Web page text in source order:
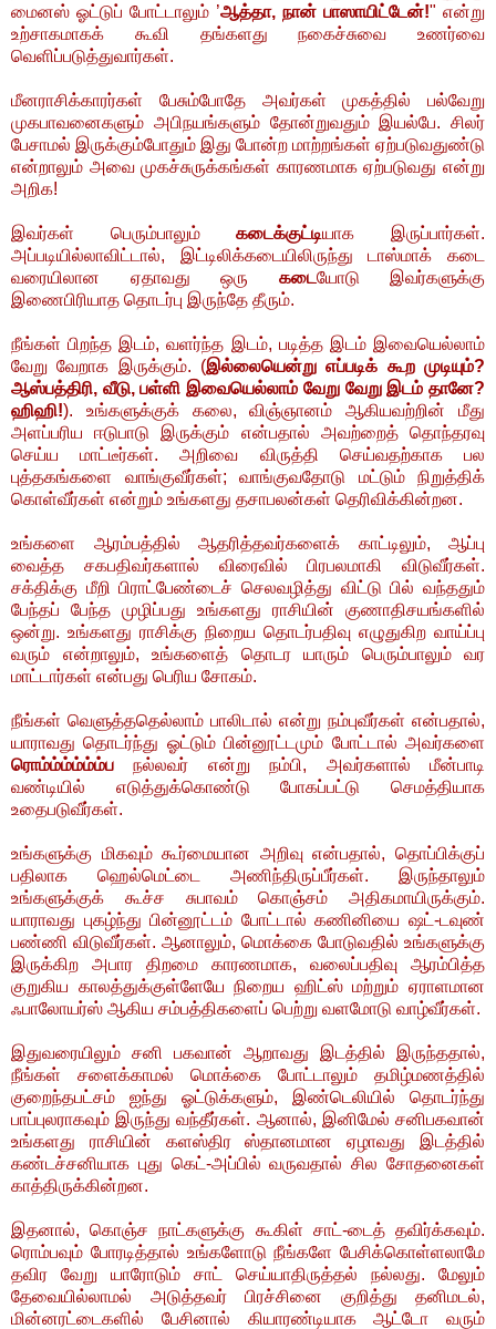
மைனஸ் ஓட்டுப் போட்டாலும் ’ஆத்தா, நான் பாஸாயிட்டேன்!" என்று
உற்சாகமாகக் கூவி தங்களது நகைச்சுவை உணர்வை
வெளிப்படுத்துவார்கள்.
மீனராசிக்காரர்கள் பேசும்போதே அவர்கள் முகத்தில் பல்வேறு
முகபாவனைகளும் அபிநயங்களும் தோன்றுவதும் இயல்பே. சிலர்
பேசாமல் இருக்கும்போதும் இது போன்ற மாற்றங்கள் ஏற்படுவதுண்டு
என்றாலும் அவை முகச்சுருக்கங்கள் காரணமாக ஏற்படுவது என்று
அறிக!
இவர்கள் பெரும்பாலும்கடைக்குட்டியாக இருப்பார்கள்.
அப்படியில்லாவிட்டால், இட்டிலிக்கடையிலிருந்து டாஸ்மாக் கடை
வரையிலான ஏதாவது ஒரு கடையோடு இவர்களுக்கு
இணைபிரியாத தொடர்பு இருந்தே தீரும்.
நீங்கள் பிறந்த இடம், வளர்ந்த இடம், படித்த இடம் இவையெல்லாம்
வேறு வேறாக இருக்கும். (இல்லையென்று எப்படிக் கூற முடியும்?
ஆஸ்பத்திரி, வீடு, பள்ளி இவையெல்லாம் வேறு வேறு இடம் தானே?
ஹிஹி!). உங்களுக்குக் கலை, விஞ்ஞானம் ஆகியவற்றின் மீது
அளப்பரிய ஈடுபாடு இருக்கும் என்பதால் அவற்றைத் தொந்தரவு
செய்ய மாட்டீர்கள். அறிவை விருத்தி செய்வதற்காக பல
புத்தகங்களை வாங்குவீர்கள்; வாங்குவதோடு மட்டும் நிறுத்திக்
கொள்வீர்கள் என்றும் உங்களது தசாபலன்கள் தெரிவிக்கின்றன.
உங்களை ஆரம்பத்தில் ஆதரித்தவர்களைக் காட்டிலும், ஆப்பு
வைத்த சகபதிவர்களால் விரைவில் பிரபலமாகி விடுவீர்கள்.
சக்திக்கு மீறி பிராட்பேண்டைச் செலவழித்து விட்டு பில் வந்ததும்
பேந்தப் பேந்த முழிப்பது உங்களது ராசியின் குணாதிசயங்களில்
ஒன்று. உங்களது ராசிக்கு நிறைய தொடர்பதிவு எழுதுகிற வாய்ப்பு
வரும் என்றாலும், உங்களைத் தொடர யாரும் பெரும்பாலும் வர
மாட்டார்கள் என்பது பெரிய சோகம்.
நீங்கள் வெளுத்ததெல்லாம் பாலிடால் என்று நம்புவீர்கள் என்பதால்,
யாராவது தொடர்ந்து ஓட்டும் பின்னூட்டமும் போட்டால் அவர்களை
ரொம்ம்ம்ம்ம்ம்ப நல்லவர் என்று நம்பி, அவர்களால் மீன்பாடி
வண்டியில் எடுத்துக்கொண்டு போகப்பட்டு செமத்தியாக
உதைபடுவீர்கள்.
உங்களுக்கு மிகவும் கூர்மையான அறிவு என்பதால், தொப்பிக்குப்
பதிலாக ஹெல்மெட்டை அணிந்திருப்பீர்கள். இருந்தாலும்
உங்களுக்குக் கூச்ச சுபாவம் கொஞ்சம் அதிகமாயிருக்கும்.
யாராவது புகழ்ந்து பின்னூட்டம் போட்டால் கணினியை ஷட்-டவுண்
பண்ணி விடுவீர்கள். ஆனாலும், மொக்கை போடுவதில் உங்களுக்கு
இருக்கிற அபார திறமை காரணமாக, வலைப்பதிவு ஆரம்பித்த
குறுகிய காலத்துக்குள்ளேயே நிறைய ஹிட்ஸ் மற்றும் ஏராளமான
ஃபாலோயர்ஸ் ஆகிய சம்பத்திகளைப் பெற்று வளமோடு வாழ்வீர்கள்.
இதுவரையிலும் சனி பகவான் ஆறாவது இடத்தில் இருந்ததால்,
நீங்கள் சளைக்காமல் மொக்கை போட்டாலும் தமிழ்மணத்தில்
குறைந்தபட்சம் ஐந்து ஓட்டுக்களும், இண்டெலியில் தொடர்ந்து
பாப்புலராகவும் இருந்து வந்தீர்கள். ஆனால், இனிமேல் சனிபகவான்
உங்களது ராசியின் களஸ்திர ஸ்தானமான ஏழாவது இடத்தில்
கண்டச்சனியாக புது கெட்-அப்பில் வருவதால் சில சோதனைகள்
காத்திருக்கின்றன.
இதனால், கொஞ்ச நாட்களுக்கு கூகிள் சாட்-டைத் தவிர்க்கவும்.
ரொம்பவும் போரடித்தால் உங்களோடு நீங்களே பேசிக்கொள்ளலாமே
தவிர வேறு யாரோடும் சாட் செய்யாதிருத்தல் நல்லது. மேலும்
தேவையில்லாமல் அடுத்தவர் பிரச்சினை குறித்து தனிமடல்,
மின்னரட்டைகளில் பேசினால் கியாரண்டியாக ஆட்டோ வரும்